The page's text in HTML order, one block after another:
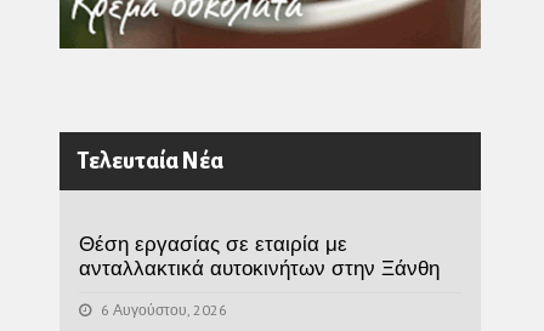
Τελευταία Νέα
Θέση εργασίας σε εταιρία με
ανταλλακτικά αυτοκινήτων στην Ξάνθη
6 Αυγούστου, 2026